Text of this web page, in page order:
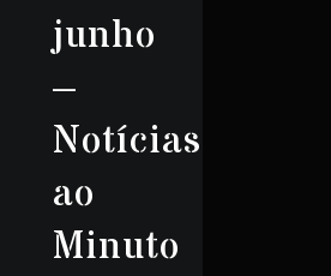
junho
–
Notícias
ao
Minuto